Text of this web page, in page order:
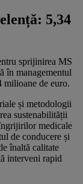
5,34
sprijinirea MS
în managementul
milioane de euro.
și metodologii
sustenabilității
medicale
de conducere și
înaltă calitate
interveni rapid